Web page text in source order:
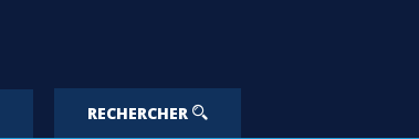
RECHERCHER